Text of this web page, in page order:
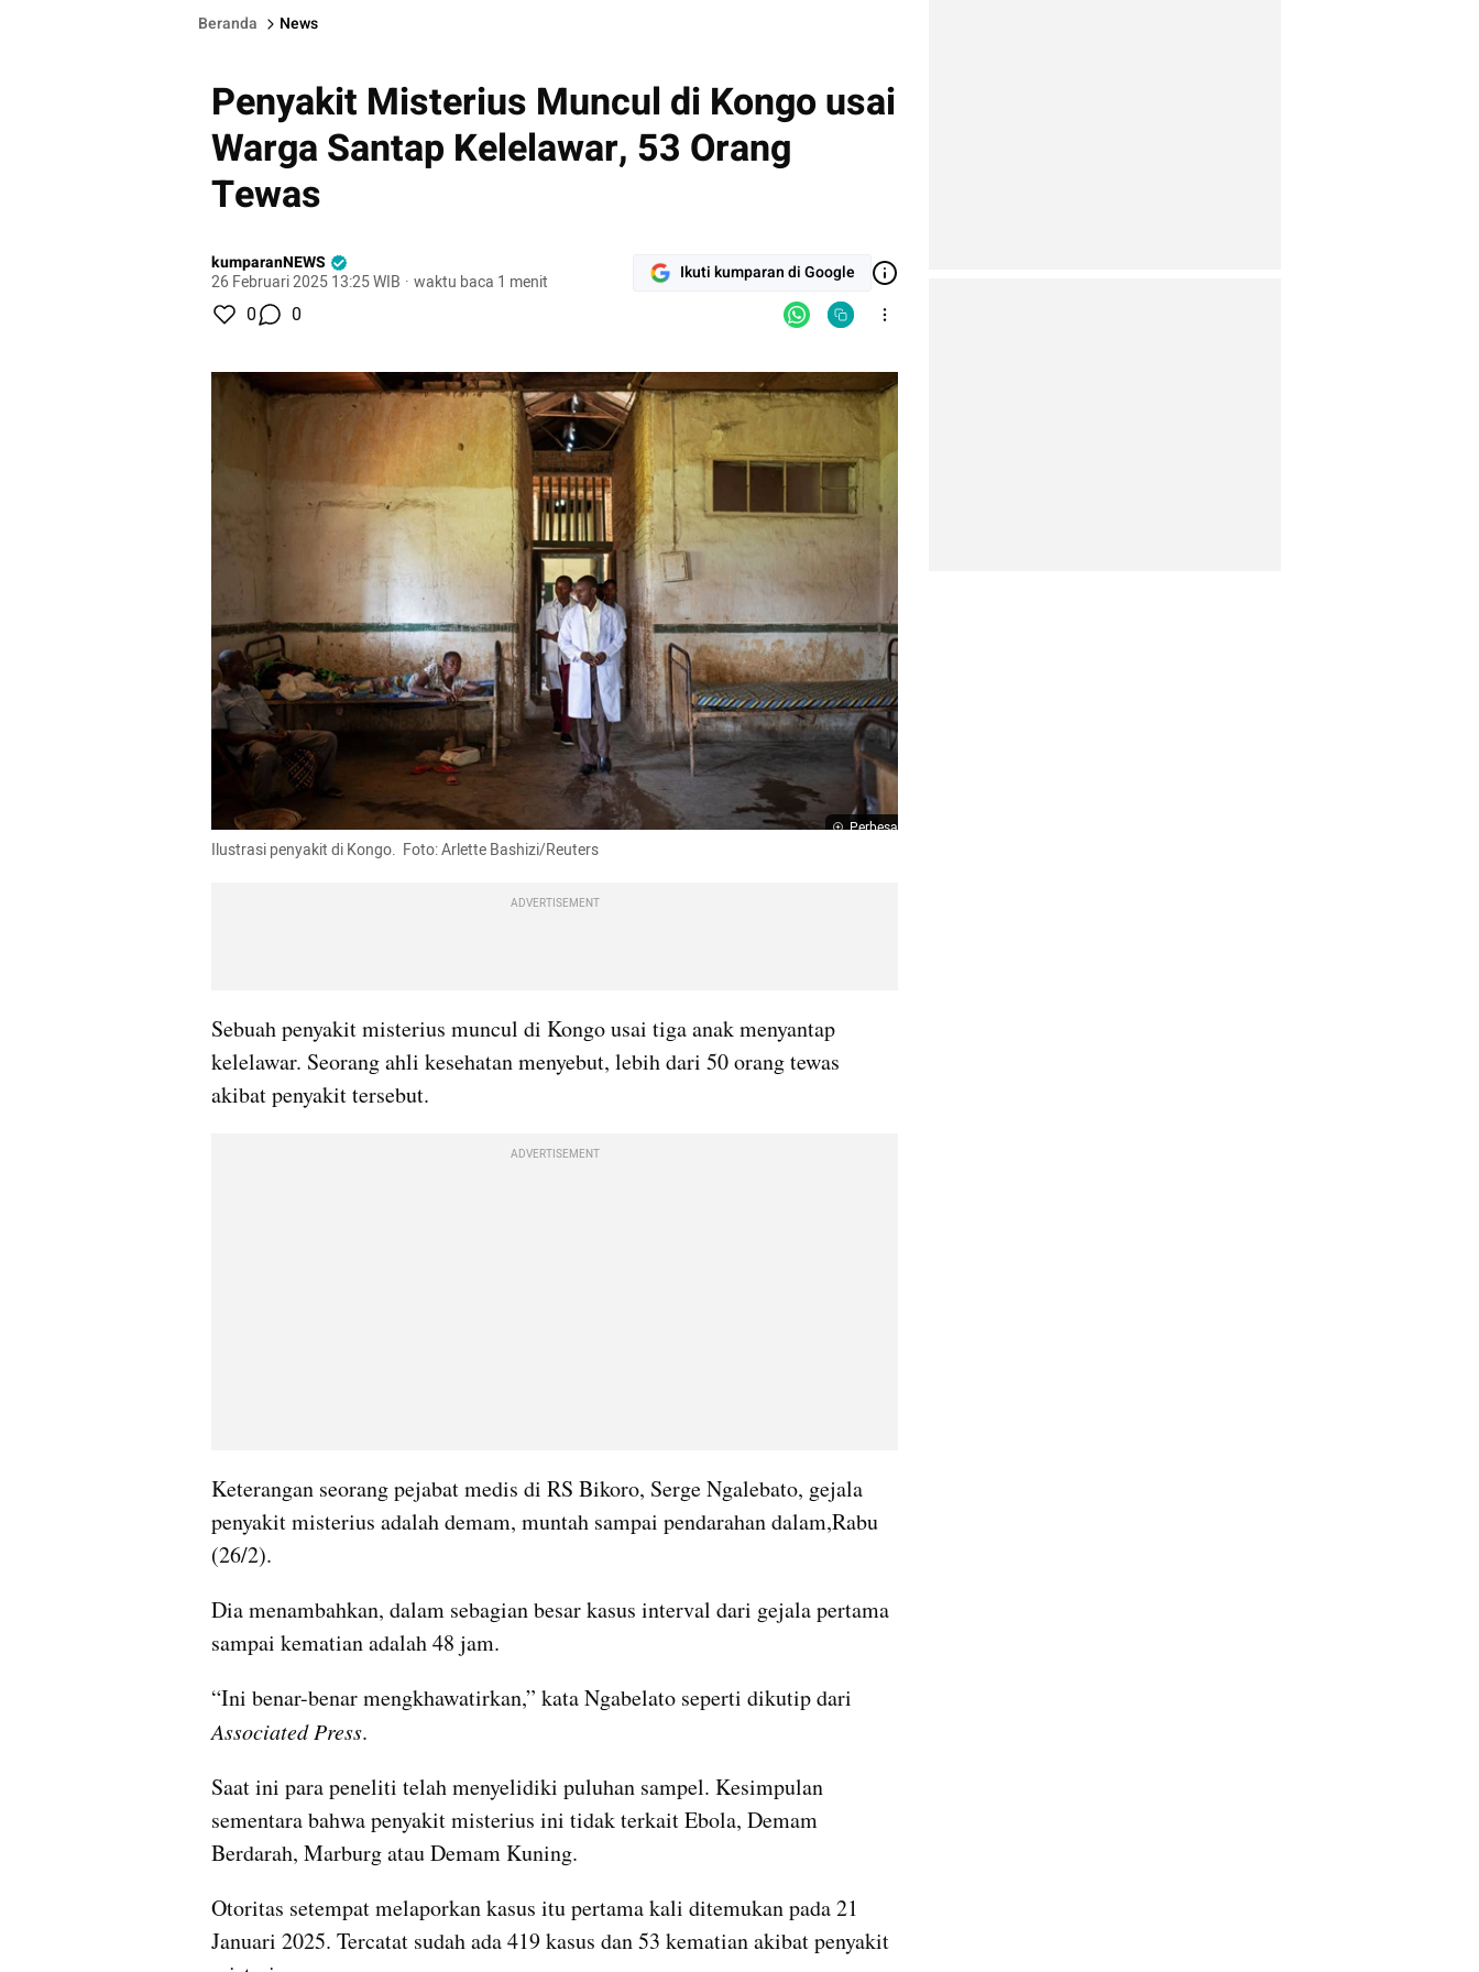
Beranda News
Penyakit Misterius Muncul di Kongo usai
Warga Santap Kelelawar, 53 Orang
Tewas
kumparanNEWS
26 Februari 2025 13:25 WIB · waktu baca 1 menit Ikuti kumparan di Google
0 0
Perbesar
Ilustrasi penyakit di Kongo.  Foto: Arlette Bashizi/Reuters
ADVERTISEMENT
Sebuah penyakit misterius muncul di Kongo usai tiga anak menyantap
kelelawar. Seorang ahli kesehatan menyebut, lebih dari 50 orang tewas
akibat penyakit tersebut.
ADVERTISEMENT
Keterangan seorang pejabat medis di RS Bikoro, Serge Ngalebato, gejala
penyakit misterius adalah demam, muntah sampai pendarahan dalam,Rabu
(26/2).
Dia menambahkan, dalam sebagian besar kasus interval dari gejala pertama
sampai kematian adalah 48 jam.
Associated Press.
Saat ini para peneliti telah menyelidiki puluhan sampel. Kesimpulan
sementara bahwa penyakit misterius ini tidak terkait Ebola, Demam
Berdarah, Marburg atau Demam Kuning.
Otoritas setempat melaporkan kasus itu pertama kali ditemukan pada 21
Januari 2025. Tercatat sudah ada 419 kasus dan 53 kematian akibat penyakit